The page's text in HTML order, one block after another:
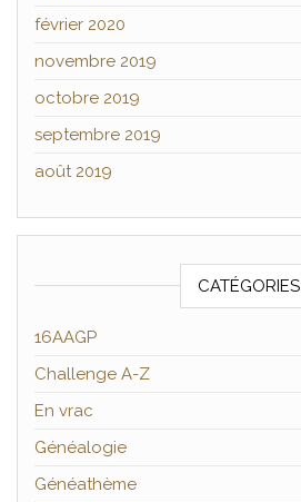
février 2020
novembre 2019
octobre 2019
septembre 2019
août 2019
CATÉGORIES
16AAGP
Challenge A-Z
En vrac
Généalogie
Généathème